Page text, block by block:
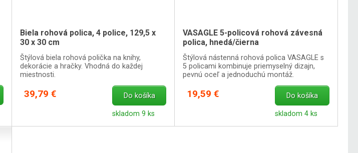
Biela rohová polica, 4 police, 129,5 x
30 x 30 cm
Štýlová biela rohová polička na knihy,
dekorácie a hračky. Vhodná do každej
miestnosti.
39,79 € Do košíka
skladom 9 ks
VASAGLE 5-policová rohová závesná
polica, hnedá/čierna
Štýlová nástenná rohová polica VASAGLE s
5 policami kombinuje priemyselný dizajn,
pevnú oceľ a jednoduchú montáž.
19,59 € Do košíka
skladom 4 ks